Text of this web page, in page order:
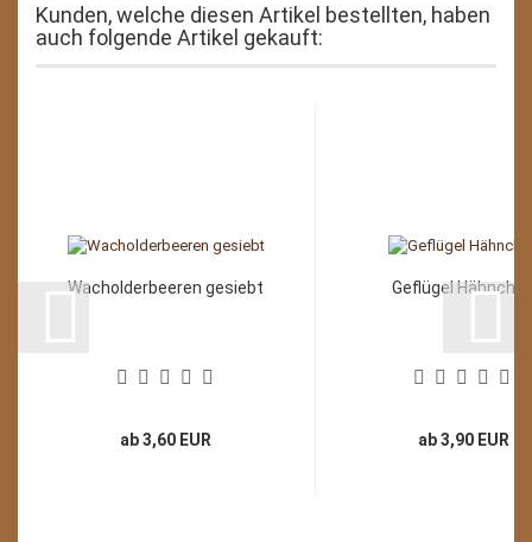
Kunden, welche diesen Artikel bestellten, haben
auch folgende Artikel gekauft:
Wacholderbeeren gesiebt
ab 3,60 EUR
Geflügel
ab 3,90 EUR